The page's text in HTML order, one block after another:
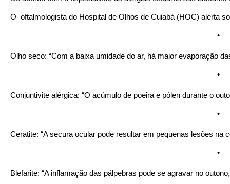
O  oftalmologista do Hospital de Olhos de Cuiabá (HOC) alerta
•
Olho seco: “Com a baixa umidade do ar, há maior evaporação
•
Conjuntivite alérgica: “O acúmulo de poeira e pólen durante o
•
Ceratite: “A secura ocular pode resultar em pequenas lesões
•
Blefarite: “A inflamação das pálpebras pode se agravar no